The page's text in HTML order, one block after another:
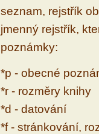
seznam, rejstřík
jmenný rejstřík,
poznámky:
*p - obecné
*r - rozměry knihy
*d - datování
*f - stránkování,